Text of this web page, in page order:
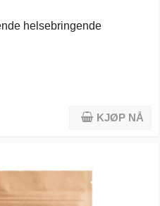
helsebringende
KJØP NÅ